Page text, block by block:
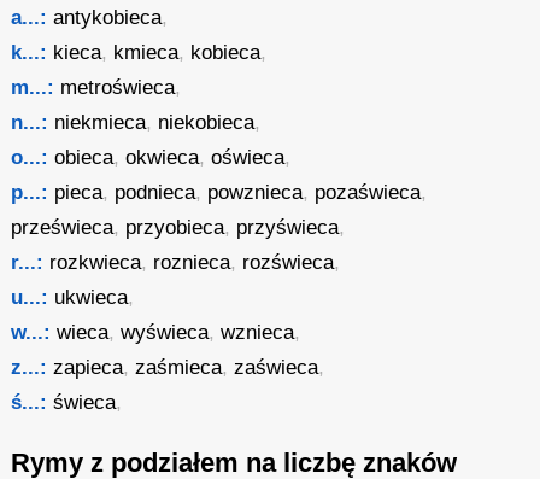
a...: antykobieca,
k...: kieca, kmieca, kobieca,
m...: metroświeca,
n...: niekmieca, niekobieca,
o...: obieca,okwieca,oświeca,
p...: pieca, podnieca, powznieca, pozaświeca,
prześwieca, przyobieca, przyświeca,
r...: rozkwieca, roznieca, rozświeca,
u...: ukwieca,
w...: wieca,wyświeca,wznieca,
z...: zapieca,zaśmieca,zaświeca,
ś...: świeca,
Rymy z podziałem na liczbę znaków